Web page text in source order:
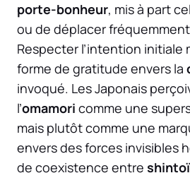
porte-bonheur, mis à part
ou de déplacer fréquemment
Respecter l’intention initiale
forme de gratitude envers la
invoqué. Les Japonais
l’omamori comme une
mais plutôt comme une
envers des forces invisibles
de coexistence entre